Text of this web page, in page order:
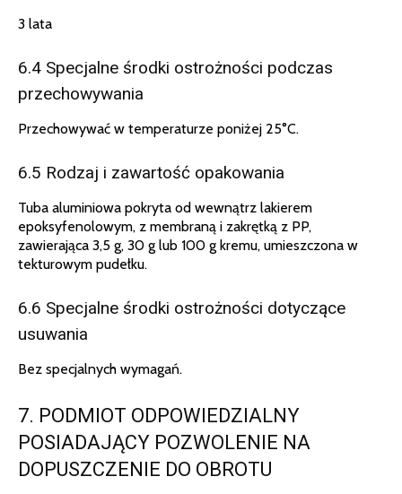
3 lata
6.4 Specjalne środki ostrożności podczas
przechowywania
Przechowywać w temperaturze poniżej 25°C.
6.5 Rodzaj i zawartość opakowania
Tuba aluminiowa pokryta od wewnątrz lakierem
epoksyfenolowym, z membraną i zakrętką z PP,
zawierająca 3,5 g, 30 g lub 100 g kremu, umieszczona w
tekturowym pudełku.
6.6 Specjalne środki ostrożności dotyczące
usuwania
Bez specjalnych wymagań.
7. PODMIOT ODPOWIEDZIALNY
POSIADAJĄCY POZWOLENIE NA
DOPUSZCZENIE DO OBROTU